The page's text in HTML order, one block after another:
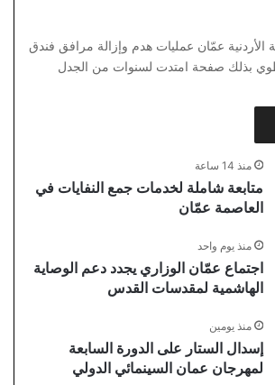
عمّان عمليات هدم وإزالة مرافق فندق
بذلك صفحة امتدت لسنوات من الجدل
منذ 14 ساعة
متابعة شاملة لخدمات جمع النفايات في
العاصمة عمّان
منذ يوم واحد
اجتماع عمّان الوزاري يجدد دعم الوصاية
الهاشمية لمقدسات القدس
منذ يومين
إسدال الستار على الدورة السابعة
لمهرجان عمان السينمائي الدولي